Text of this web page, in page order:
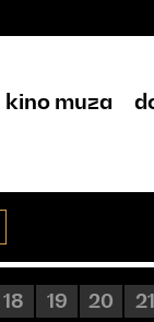
kino muza
18 19 20 21